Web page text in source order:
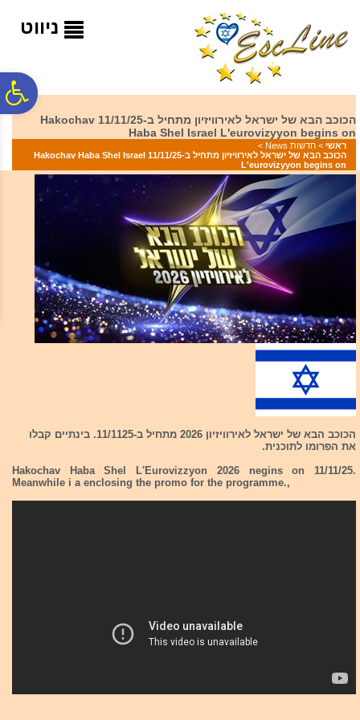
המרכזי
ניווט
הכוכב הבא של ישראל לאירוויזיון מתחיל ב-11/11/25 Hakochav
Haba Shel Israel L'eurovizyyon begins on
ראשי > חדשות News
>
הכוכב הבא של ישראל לאירוויזיון מתחיל ב-11/11/25 Hakochav Haba Shel Israel
L'eurovizyyon begins on
הכוכב הבא של ישראל לאירוויזיון 2026 מתחיל ב-11/1125. בינתיים קבלו
את הפרומו לתוכנית.
Hakochav Haba Shel L'Eurovizzyon 2026 negins on 11/11/25.
Meanwhile i a enclosing the promo for the programme.,